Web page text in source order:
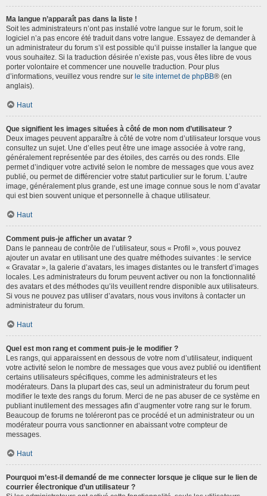
Ma langue n’apparaît pas dans la liste !
Soit les administrateurs n’ont pas installé votre langue sur le forum, soit le
logiciel n’a pas encore été traduit dans votre langue. Essayez de demander à
un administrateur du forum s’il est possible qu’il puisse installer la langue que
vous souhaitez. Si la traduction désirée n’existe pas, vous êtes libre de vous
porter volontaire et commencer une nouvelle traduction. Pour plus
d’informations, veuillez vous rendre sur le site internet de phpBB® (en
anglais).
Haut
Que signifient les images situées à côté de mon nom d’utilisateur ?
Deux images peuvent apparaître à côté de votre nom d’utilisateur lorsque vous
consultez un sujet. Une d’elles peut être une image associée à votre rang,
généralement représentée par des étoiles, des carrés ou des ronds. Elle
permet d’indiquer votre activité selon le nombre de messages que vous avez
publié, ou permet de différencier votre statut particulier sur le forum. L’autre
image, généralement plus grande, est une image connue sous le nom d’avatar
qui est bien souvent unique et personnelle à chaque utilisateur.
Haut
Comment puis-je afficher un avatar ?
Dans le panneau de contrôle de l’utilisateur, sous « Profil », vous pouvez
ajouter un avatar en utilisant une des quatre méthodes suivantes : le service
« Gravatar », la galerie d’avatars, les images distantes ou le transfert d’images
locales. Les administrateurs du forum peuvent activer ou non la fonctionnalité
des avatars et des méthodes qu’ils veuillent rendre disponible aux utilisateurs.
Si vous ne pouvez pas utiliser d’avatars, nous vous invitons à contacter un
administrateur du forum.
Haut
Quel est mon rang et comment puis-je le modifier ?
Les rangs, qui apparaissent en dessous de votre nom d’utilisateur, indiquent
votre activité selon le nombre de messages que vous avez publié ou identifient
certains utilisateurs spécifiques, comme les administrateurs et les
modérateurs. Dans la plupart des cas, seul un administrateur du forum peut
modifier le texte des rangs du forum. Merci de ne pas abuser de ce système en
publiant inutilement des messages afin d’augmenter votre rang sur le forum.
Beaucoup de forums ne toléreront pas ce procédé et un administrateur ou un
modérateur pourra vous sanctionner en abaissant votre compteur de
messages.
Haut
Pourquoi m’est-il demandé de me connecter lorsque je clique sur le lien de
courrier électronique d’un utilisateur ?